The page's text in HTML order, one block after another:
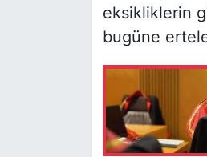
eksikliklerin
bugüne